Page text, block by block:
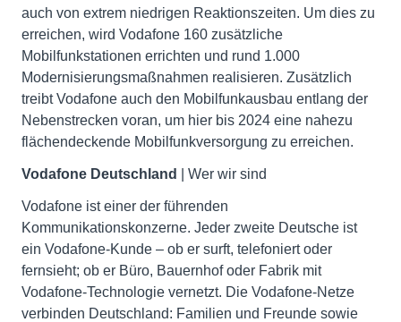
auch von extrem niedrigen Reaktionszeiten. Um dies zu
erreichen, wird Vodafone 160 zusätzliche
Mobilfunkstationen errichten und rund 1.000
Modernisierungsmaßnahmen realisieren. Zusätzlich
treibt Vodafone auch den Mobilfunkausbau entlang der
Nebenstrecken voran, um hier bis 2024 eine nahezu
flächendeckende Mobilfunkversorgung zu erreichen.
Vodafone Deutschland | Wer wir sind
Vodafone ist einer der führenden
Kommunikationskonzerne. Jeder zweite Deutsche ist
ein Vodafone-Kunde – ob er surft, telefoniert oder
fernsieht; ob er Büro, Bauernhof oder Fabrik mit
Vodafone-Technologie vernetzt. Die Vodafone-Netze
verbinden Deutschland: Familien und Freunde sowie